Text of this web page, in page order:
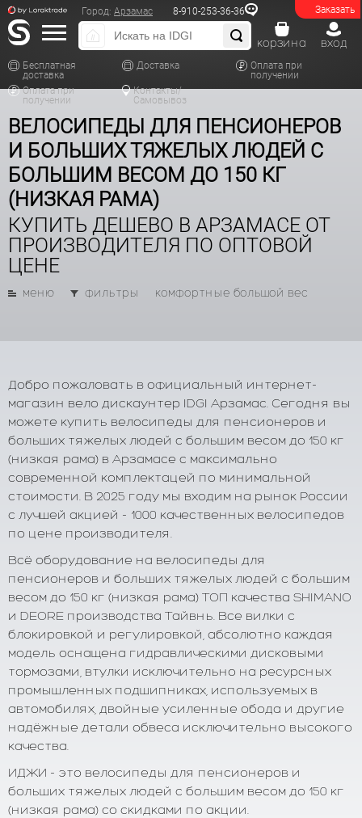
Заказать
Город: Арзамас 8-910-253-36-36
Бесплатная
доставка
Доставка
Оплата при
получении
Оплата при
получении
Контакты/
Самовывоз
вход
корзина
ВЕЛОСИПЕДЫ ДЛЯ ПЕНСИОНЕРОВ
И БОЛЬШИХ ТЯЖЕЛЫХ ЛЮДЕЙ С
БОЛЬШИМ ВЕСОМ ДО 150 КГ
(НИЗКАЯ РАМА)
КУПИТЬ ДЕШЕВО В АРЗАМАСЕ ОТ
ПРОИЗВОДИТЕЛЯ ПО ОПТОВОЙ
ЦЕНЕ
меню фильтры комфортные большой вес
Добро пожаловать в официальный интернет-
магазин вело дискаунтер IDGI Арзамас. Сегодня вы
можете купить велосипеды для пенсионеров и
больших тяжелых людей с большим весом до 150 кг
(низкая рама) в Арзамасе с максимально
современной комплектацей по минимальной
стоимости. В 2025 году мы входим на рынок России
с лучшей акцией - 1000 качественных велосипедов
по цене производителя.
Всё оборудование на велосипеды для
пенсионеров и больших тяжелых людей с большим
весом до 150 кг (низкая рама) ТОП качества SHIMANO
и DEORE производства Тайвнь. Все вилки с
блокировкой и регулировкой, абсолютно каждая
модель оснащена гидравлическими дисковыми
тормозами, втулки исключительно на ресурсных
промышленных подшипниках, используемых в
автомобилях, двойные усиленные обода и другие
надёжные детали обвеса исключительно высокого
качества.
ИДЖИ - это велосипеды для пенсионеров и
больших тяжелых людей с большим весом до 150 кг
(низкая рама) со скидками по акции.